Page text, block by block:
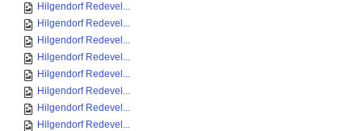
Hilgendorf Redevel...
Hilgendorf Redevel...
Hilgendorf Redevel...
Hilgendorf Redevel...
Hilgendorf Redevel...
Hilgendorf Redevel...
Hilgendorf Redevel...
Hilgendorf Redevel...